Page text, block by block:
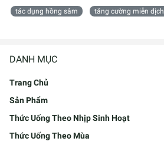
DANH MỤC
Trang Chủ
Sản Phẩm
Thức Uống Theo Nhịp Sinh Hoạt
Thức Uống Theo Mùa
tác dụng hồng sâm
tăng cường miễn dịch